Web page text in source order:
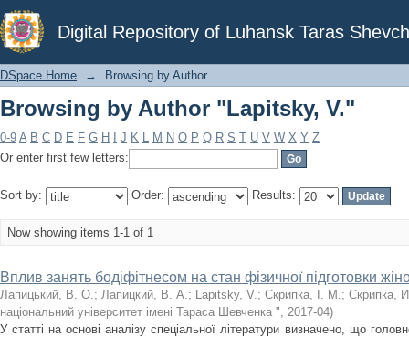
Digital Repository of Luhansk Taras
Browsing by Author "Lapitsky, V."
DSpace Home → Browsing by Author
Browsing by Author "Lapitsky, V."
0-9 A B C D E F G H J K L M N O P Q R S T U V W X Y Z
Or enter first few letters:
Sort by: Order: Results:
Now showing items 1-1 of 1
Вплив занять бодіфітнесом на стан фізичної підготовки
Лапицький, В. О.; Лапицкий, В. А.; Lapitsky, V.; Скрипка, І. М.; Скрипка,
національний університет імені Тараса Шевченка ", 2017-04)
У статті на основі аналізу спеціальної літератури визначено, що